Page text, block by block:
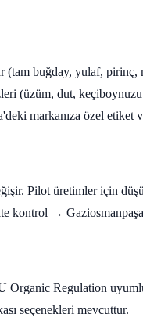
buğday, yulaf, pirinç,
(üzüm, dut,
markanıza özel etiket
Pilot üretimler için
→ Gaziosmanpaşa
Organic Regulation
seçenekleri mevcuttur.